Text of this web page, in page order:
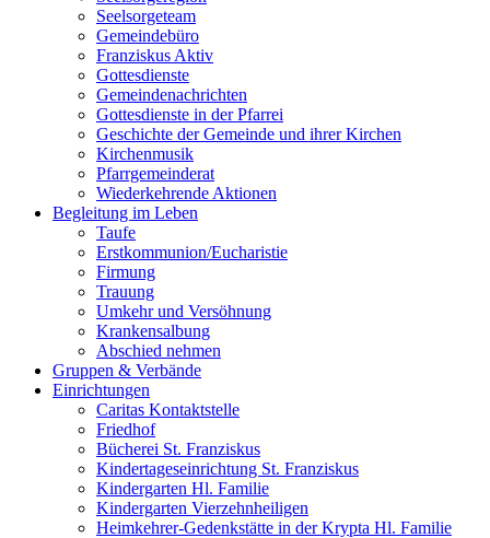
Seelsorgeteam
Gemeindebüro
Franziskus Aktiv
Gottesdienste
Gemeindenachrichten
Gottesdienste in der Pfarrei
Geschichte der Gemeinde und ihrer Kirchen
Kirchenmusik
Pfarrgemeinderat
Wiederkehrende Aktionen
Begleitung im Leben
Taufe
Erstkommunion/Eucharistie
Firmung
Trauung
Umkehr und Versöhnung
Krankensalbung
Abschied nehmen
Gruppen & Verbände
Einrichtungen
Caritas Kontaktstelle
Friedhof
Bücherei St. Franziskus
Kindertageseinrichtung St. Franziskus
Kindergarten Hl. Familie
Kindergarten Vierzehnheiligen
Heimkehrer-Gedenkstätte in der Krypta Hl. Familie